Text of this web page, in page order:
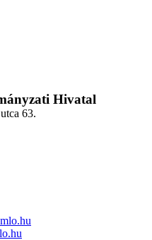
Hivatal
63.